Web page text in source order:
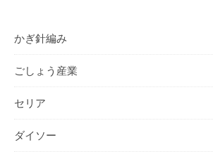
かぎ針編み
ごしょう産業
セリア
ダイソー